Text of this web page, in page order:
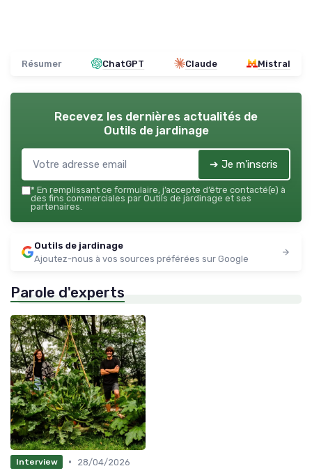
Résumer ChatGPT Claude Mistral
Recevez les dernières actualités de
Outils de jardinage
➔ Je m'inscris
* En remplissant ce formulaire, j’accepte d’être contacté(e) à
des fins commerciales par Outils de jardinage et ses
partenaires.
Outils de jardinage
Ajoutez-nous à vos sources préférées sur Google
Parole d'experts
Interview •
28/04/2026